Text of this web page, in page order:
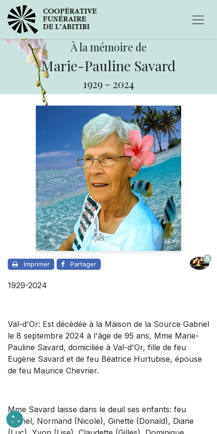
À la mémoire de
Marie-Pauline Savard
1929 - 2024
Imprimer Partager
5
1929-2024
Val-d'Or: Est décédée à la Maison de la Source Gabriel
le 8 septembre 2024 à l'âge de 95 ans, Mme Marie-
Pauline Savard, domiciliée à Val-d'Or, fille de feu
Eugène Savard et de feu Béatrice Hurtubise, épouse
de feu Maurice Chevrier.
Mme Savard laisse dans le deuil ses enfants: feu
Michel, Normand (Nicole), Ginette (Donald), Diane